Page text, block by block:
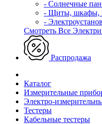
- Солнечные
- Щиты, шкафы,
-
Смотреть Все
Распродажа
Каталог
Измерительные
Электро-
Тестеры
Кабельные тестеры